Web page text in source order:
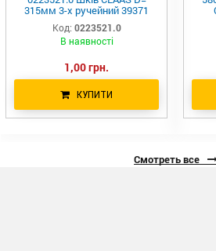
315мм 3-х ручейний 39371
22352 00022352.0
Код: 0223521.0
В наявності
1,00 грн.
КУПИТИ
Смотреть все